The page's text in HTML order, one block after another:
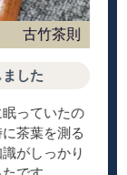
古竹茶則
した
っていたの
茶葉を測る
がしっかり